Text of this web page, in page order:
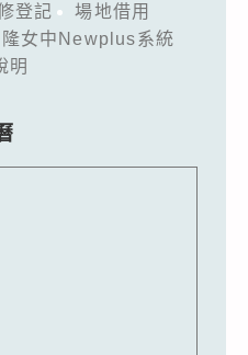
登記
場地借用
女中Newplus系統
明